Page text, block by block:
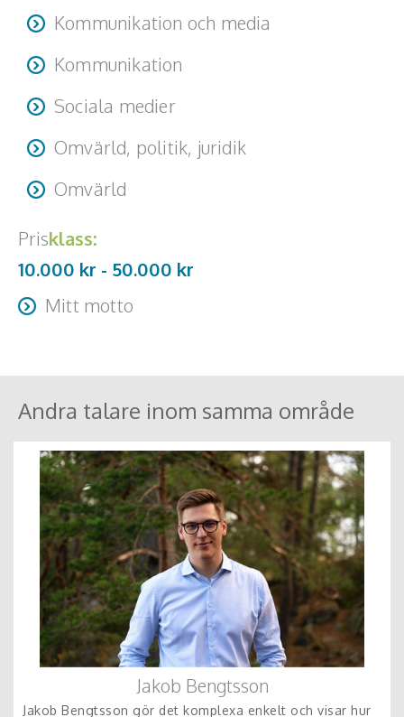
Kommunikation och media
Kommunikation
Sociala medier
Omvärld, politik, juridik
Omvärld
Prisklass:
10.000 kr - 50.000 kr
Mitt motto
Andra talare inom samma område
Jakob Bengtsson
Jakob Bengtsson gör det komplexa enkelt och visar hur